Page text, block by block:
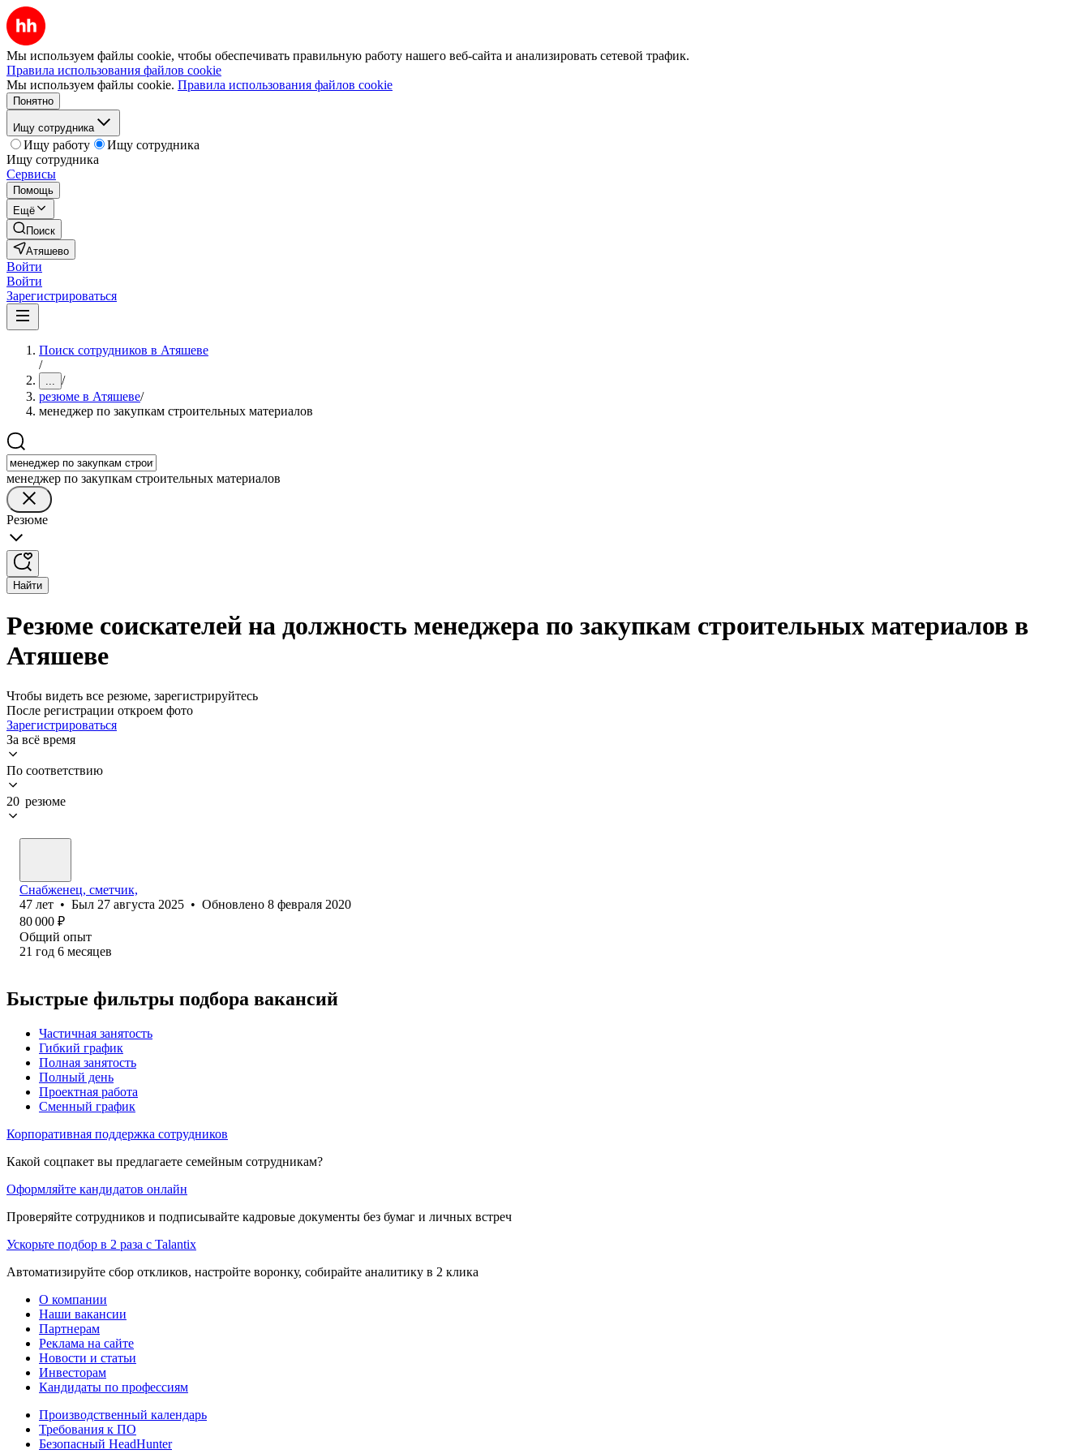
Мы используем файлы cookie, чтобы обеспечивать правильную работу нашего веб-сайта и анализировать сетевой трафик.
Правила использования файлов cookie
Мы используем файлы cookie. Правила использования файлов cookie
Понятно
Ищу сотрудника
Ищу работу
Ищу сотрудника
Ищу сотрудника
Сервисы
Помощь
Ещё
Поиск
Атяшево
Войти
Войти
Зарегистрироваться
Поиск сотрудников в Атяшеве
/
... /
резюме в Атяшеве/
менеджер по закупкам строительных материалов
менеджер по закупкам строительных материалов
Резюме
Найти
Резюме соискателей на должность менеджера по закупкам строительных материалов в
Атяшеве
Чтобы видеть все резюме, зарегистрируйтесь
После регистрации откроем фото
Зарегистрироваться
За всё время
По соответствию
20 резюме
Снабженец, сметчик,
47 лет • Был 27 августа 2025 • Обновлено 8 февраля 2020
80 000 ₽
Общий опыт
21 год 6 месяцев
Быстрые фильтры подбора вакансий
Частичная занятость
Гибкий график
Полная занятость
Полный день
Проектная работа
Сменный график
Корпоративная поддержка сотрудников
Какой соцпакет вы предлагаете семейным сотрудникам?
Оформляйте кандидатов онлайн
Проверяйте сотрудников и подписывайте кадровые документы без бумаг и личных встреч
Ускорьте подбор в 2 раза с Talantix
Автоматизируйте сбор откликов, настройте воронку, собирайте аналитику в 2 клика
О компании
Наши вакансии
Партнерам
Реклама на сайте
Новости и статьи
Инвесторам
Кандидаты по профессиям
Производственный календарь
Требования к ПО
Безопасный HeadHunter